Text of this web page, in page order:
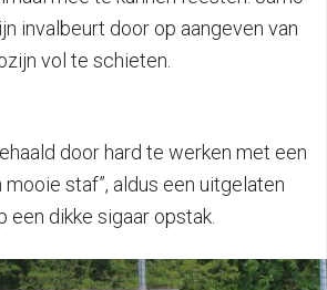
invalbeurt door op aangeven van
vol te schieten.
door hard te werken met een
staf”, aldus een uitgelaten
een dikke sigaar opstak.